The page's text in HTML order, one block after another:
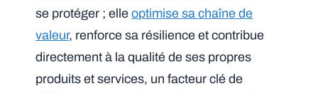
se protéger ; elleoptimise sa chaîne de
valeur, renforce sa résilience et contribue
directement à la qualité de ses propres
produits et services, un facteur clé de